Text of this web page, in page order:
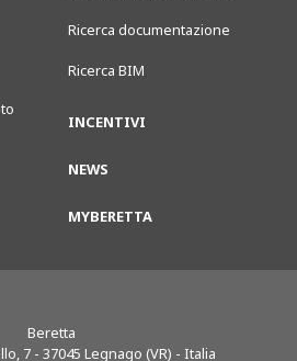
Ricerca documentazione
Ricerca BIM
INCENTIVI
NEWS
MYBERETTA
Beretta
7 - 37045 Legnago (VR) - Italia